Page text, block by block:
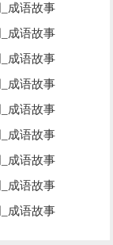
成语故事
成语故事
成语故事
成语故事
成语故事
成语故事
成语故事
成语故事
成语故事